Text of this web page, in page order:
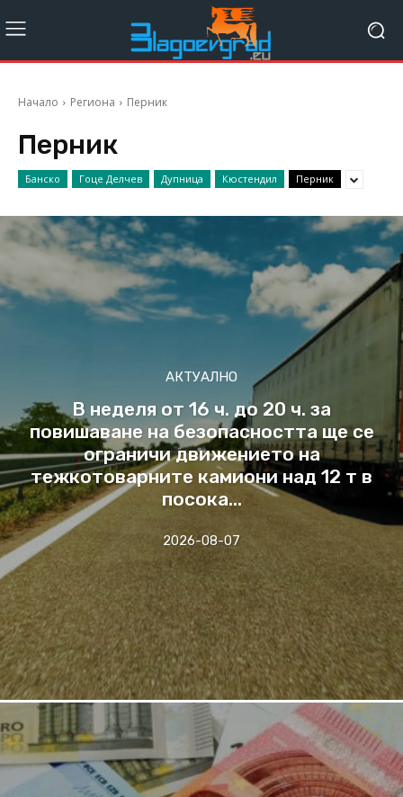
Начало Региона Перник
Перник
Банско Гоце Делчев Дупница Кюстендил Перник
АКТУАЛНО
В неделя от 16 ч. до 20 ч. за
повишаване на безопасността ще се
ограничи движението на
тежкотоварните камиони над 12 т в
посока...
2026-08-07